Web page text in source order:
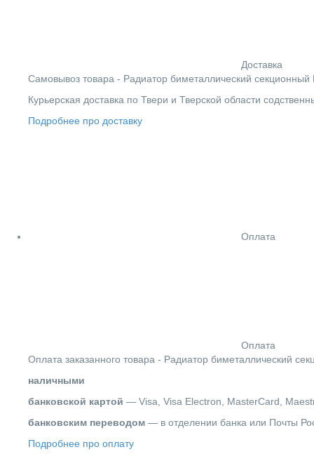
Доставка
Cамовывоз товара - Радиатор биметаллический
Курьерская доставка по Твери и Тверской области
Подробнее про доставку
Оплата
Оплата
Оплата заказанного товара - Радиатор биметаллический
наличными
банковской картой — Visa, Visa Electron, MasterCard,
банковским переводом — в отделении банка или Почты
Подробнее про оплату